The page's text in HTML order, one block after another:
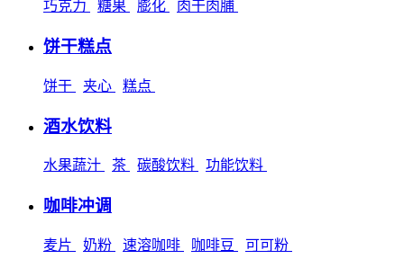
巧克力 糖果 膨化 肉干肉脯
饼干糕点
饼干 夹心 糕点
酒水饮料
水果蔬汁 茶 碳酸饮料 功能饮料
咖啡冲调
麦片 奶粉 速溶咖啡 咖啡豆 可可粉